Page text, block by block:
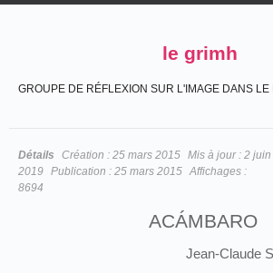
le grimh
GROUPE DE RÉFLEXION SUR L'IMAGE DANS
Détails Création : 25 mars 2015 Mis à jour : 2 juin
2019 Publication : 25 mars 2015 Affichages :
8694
ACÁMBARO
Jean-Claude